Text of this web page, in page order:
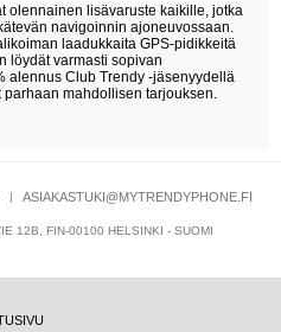
olennainen lisävaruste kaikille, jotka
navigoinnin ajoneuvossaan.
laadukkaita GPS-pidikkeitä
löydät varmasti sopivan
alennus Club Trendy -jäsenyydellä
mahdollisen tarjouksen.
| ASIAKASTUKI@MYTRENDYPHONE.FI
12B, FIN-00100 HELSINKI - SUOMI